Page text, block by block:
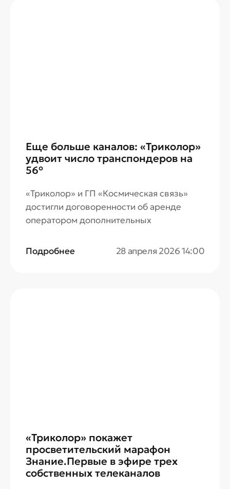
Еще больше каналов: «Триколор»
удвоит число транспондеров на
56°
«Триколор» и ГП «Космическая связь»
достигли договоренности об аренде
оператором дополнительных
АТ2», который в начале апреля был
переведен с орбитальной позиции 140°
Подробнее 28 апреля 2026 14:00
«Триколор» покажет
просветительский марафон
Знание.Первые в эфире трех
собственных телеканалов